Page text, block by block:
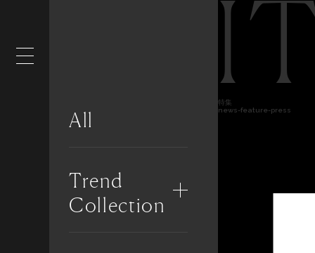
All
Trend
Collection
特集
news-feature-press